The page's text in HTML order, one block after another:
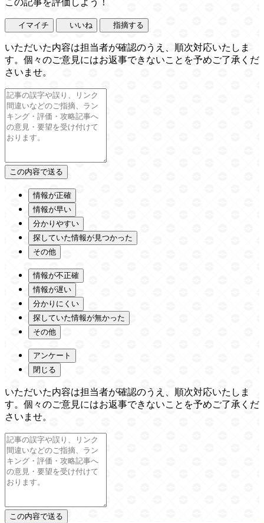
イマイチ いいね 指摘する
いただいた内容は担当者が確認のうえ、順次対応いたしま
す。個々のご意見にはお返事できないことを予めご了承くだ
さいませ。
情報が正確
情報が早い
分かりやすい
探していた情報が見つかった
その他
情報が不正確
情報が遅い
分かりにくい
探していた情報が無かった
その他
アンケート
閉じる
いただいた内容は担当者が確認のうえ、順次対応いたしま
す。個々のご意見にはお返事できないことを予めご了承くだ
さいませ。